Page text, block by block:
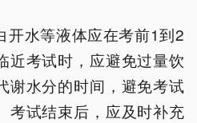
开水等液体应在考前1到2
近考试时，应避免过量饮
谢水分的时间，避免考试
考试结束后，应及时补充